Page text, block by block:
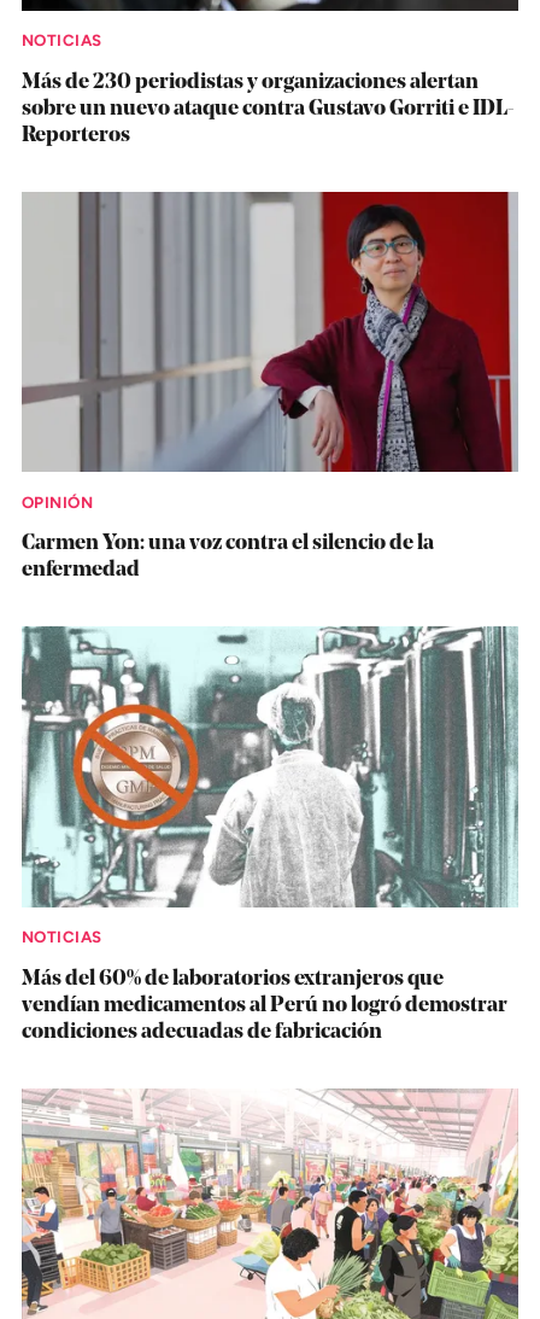
NOTICIAS
Más de 230 periodistas y organizaciones alertan
sobre un nuevo ataque contra Gustavo Gorriti e IDL-
Reporteros
OPINIÓN
Carmen Yon: una voz contra el silencio de la
enfermedad
NOTICIAS
Más del 60% de laboratorios extranjeros que
vendían medicamentos al Perú no logró demostrar
condiciones adecuadas de fabricación